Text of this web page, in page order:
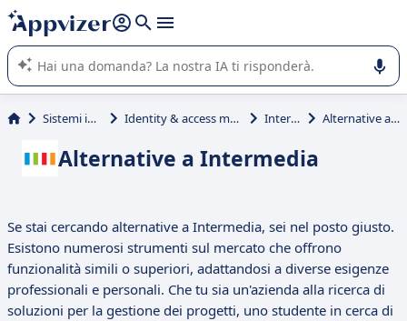
righe con
shift + enter
L'IA di Appvizer vi guida nell'utilizzo o nella scelta di un
software SaaS per la vostra azienda.
Sistemi informativi Identity & access management (IAM) Intermedia Alternative a Intermedia
Alternative a Intermedia
Se stai cercando alternative a Intermedia, sei nel posto giusto.
Esistono numerosi strumenti sul mercato che offrono
funzionalità simili o superiori, adattandosi a diverse esigenze
professionali e personali. Che tu sia un'azienda alla ricerca di
soluzioni per la gestione dei progetti, uno studente in cerca di